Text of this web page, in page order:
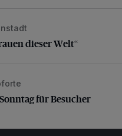
dieser Welt“
dieser Welt“
für Besucher
für Besucher